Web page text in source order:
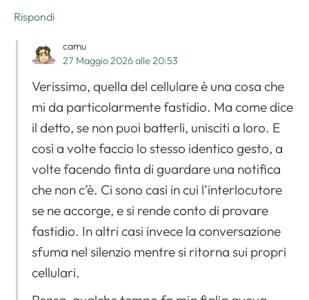
Rispondi
camu
27 Maggio 2026 alle 20:53
Verissimo, quella del cellulare è una cosa che
mi da particolarmente fastidio. Ma come dice
il detto, se non puoi batterli, unisciti a loro. E
così a volte faccio lo stesso identico gesto, a
volte facendo finta di guardare una notifica
che non c’è. Ci sono casi in cui l’interlocutore
se ne accorge, e si rende conto di provare
fastidio. In altri casi invece la conversazione
sfuma nel silenzio mentre si ritorna sui propri
cellulari.